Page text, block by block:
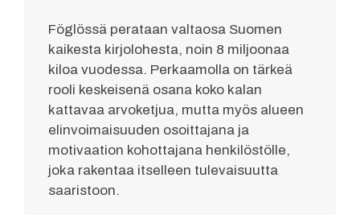
Föglössä perataan valtaosa Suomen
kaikesta kirjolohesta, noin 8 miljoonaa
kiloa vuodessa. Perkaamolla on tärkeä
rooli keskeisenä osana koko kalan
kattavaa arvoketjua, mutta myös alueen
elinvoimaisuuden osoittajana ja
motivaation kohottajana henkilöstölle,
joka rakentaa itselleen tulevaisuutta
saaristoon.